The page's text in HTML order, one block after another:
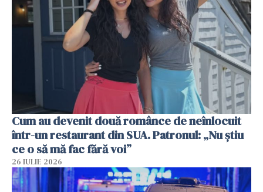
Cum au devenit două românce de neînlocuit
într-un restaurant din SUA. Patronul: „Nu știu
ce o să mă fac fără voi”
26 IULIE 2026